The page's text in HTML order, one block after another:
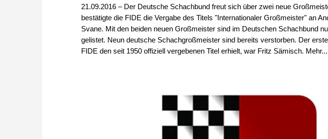
21.09.2016 – Der Deutsche Schachbund freut sich über zwei neue
bestätigte die FIDE die Vergabe des Titels "Internationaler Großmeister" an
Svane. Mit den beiden neuen Großmeister sind im Deutschen Schachbund
gelistet. Neun deutsche Schachgroßmeister sind bereits verstorben. Der
FIDE den seit 1950 offiziell vergebenen Titel erhielt, war Fritz Sämisch. Mehr...